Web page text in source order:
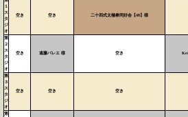
１
ス
タ
ジ
オ
空き 空き 二十四式太極拳同好会【48】様
第
２
ス
タ
ジ
オ
空き 遠藤バレエ 様 空き
第
３
ス
タ
ジ
オ
空き 空き 空き
第